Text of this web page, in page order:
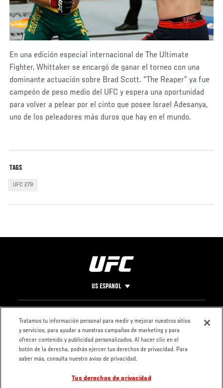
En una edición especial internacional de The Ultimate
Fighter, Whittaker se encargó de ganar el torneo con una
dominante actuación sobre Brad Scott. “The Reaper” ya fue
campeón de peso medio del UFC y espera una oportunidad
para volver a pelear por el cinto que posee Israel Adesanya,
uno de los peleadores más duros que hay en el mundo.
TAGS
UFC 279
US ESPANOL
Pie
de
Página
CONTACTO
LEGAL
Condiciones
Política de
privacidad
Tratamos tu información personal para medir y mejorar nuestros sitios
y servicios, para ayudar a nuestras campañas de marketing y para
ofrecer contenido y publicidad personalizados. Al hacer clic en el
botón de la derecha, podrás ejercer tus derechos de privacidad. Para
saber más, consulta nuestro aviso de privacidad.
Tus derechos de privacidad